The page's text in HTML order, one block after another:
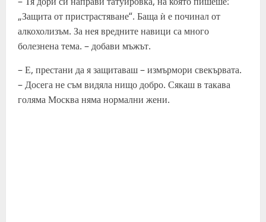
„Защита от пристрастяване“. Баща ѝ е починал от
алкохолизъм. За нея вредните навици са много
болезнена тема. – добави мъжът.
– Е, престани да я защитаваш – измърмори свекървата.
– Досега не съм видяла нищо добро. Сякаш в такава
голяма Москва няма нормални жени.